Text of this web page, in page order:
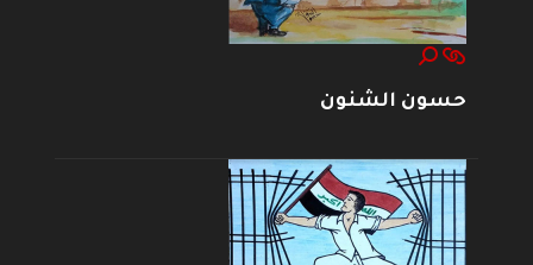
حسون الشنون